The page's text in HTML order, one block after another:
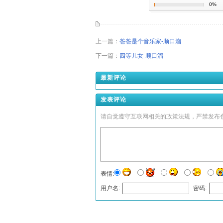
0%
上一篇： 爸爸是个音乐家-顺口溜
下一篇： 四等儿女-顺口溜
最新评论
发表评论
请自觉遵守互联网相关的政策法规，严禁发布
表情:
用户名: 密码: